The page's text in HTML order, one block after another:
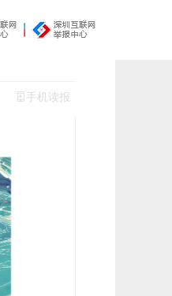
手机读报